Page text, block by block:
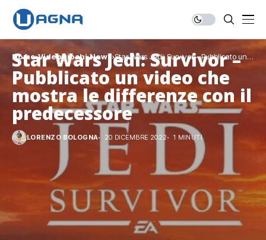
Home Videogiochi News Star Wars Jedi: Survivor – Pubblicato un
video che mostra le differenze con il
predecessore
Star Wars Jedi: Survivor –
Pubblicato un video che
mostra le differenze con il
predecessore
LORENZO BOLOGNA 20 DICEMBRE 2022 1 MINUTI